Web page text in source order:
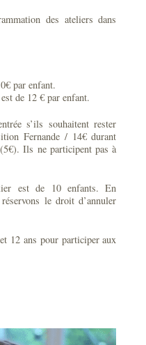
des ateliers dans
par enfant.
de 12 € par enfant.
s’ils souhaitent rester
Fernande / 14€ durant
Ils ne participent pas à
est de 10 enfants. En
le droit d’annuler
12 ans pour participer aux